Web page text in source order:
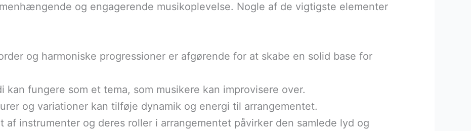
og engagerende musikoplevelse. Nogle af de vigtigste elementer
og harmoniske progressioner er afgørende for at skabe en solid base for
kan fungere som et tema, som musikere kan improvisere over.
og variationer kan tilføje dynamik og energi til arrangementet.
af instrumenter og deres roller i arrangementet påvirker den samlede lyd og